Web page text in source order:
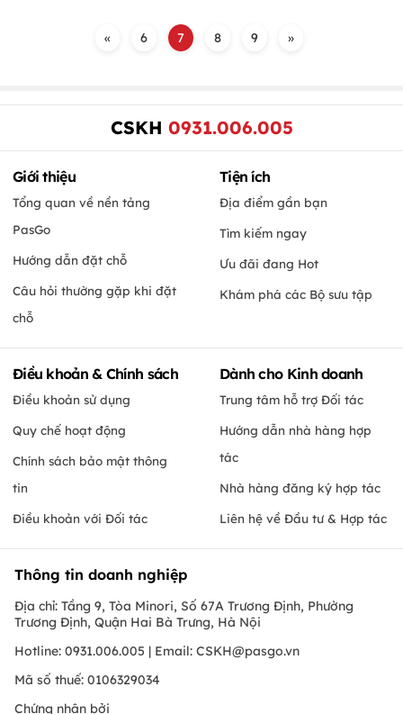
« 6 7 8 9 »
CSKH 0931.006.005
Giới thiệu
Tổng quan về nền tảng
PasGo
Hướng dẫn đặt chỗ
Câu hỏi thường gặp khi đặt
chỗ
Tiện ích
Địa điểm gần bạn
Tìm kiếm ngay
Ưu đãi đang Hot
Khám phá các Bộ sưu tập
Điều khoản & Chính sách
Điều khoản sử dụng
Quy chế hoạt động
Chính sách bảo mật thông
tin
Điều khoản với Đối tác
Dành cho Kinh doanh
Trung tâm hỗ trợ Đối tác
Hướng dẫn nhà hàng hợp
tác
Nhà hàng đăng ký hợp tác
Liên hệ về Đầu tư & Hợp tác
Thông tin doanh nghiệp
Địa chỉ: Tầng 9, Tòa Minori, Số 67A Trương Định, Phường
Trương Định, Quận Hai Bà Trưng, Hà Nội
Hotline: 0931.006.005 | Email: CSKH@pasgo.vn
Mã số thuế: 0106329034
Chứng nhận bởi